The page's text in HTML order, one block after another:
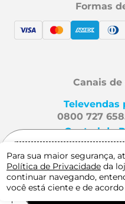
Para sua maior segurança,
Política de Privacidade da
continuar navegando,
você está ciente e de
Gostaria de
este produto
Formas
Canais
Televendas
0800 727
Central de
Fale
Mafra Especialidades é